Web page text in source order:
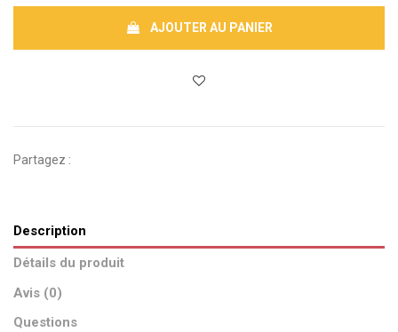
AJOUTER AU PANIER
Partagez :
Description
Détails du produit
Avis (0)
Questions